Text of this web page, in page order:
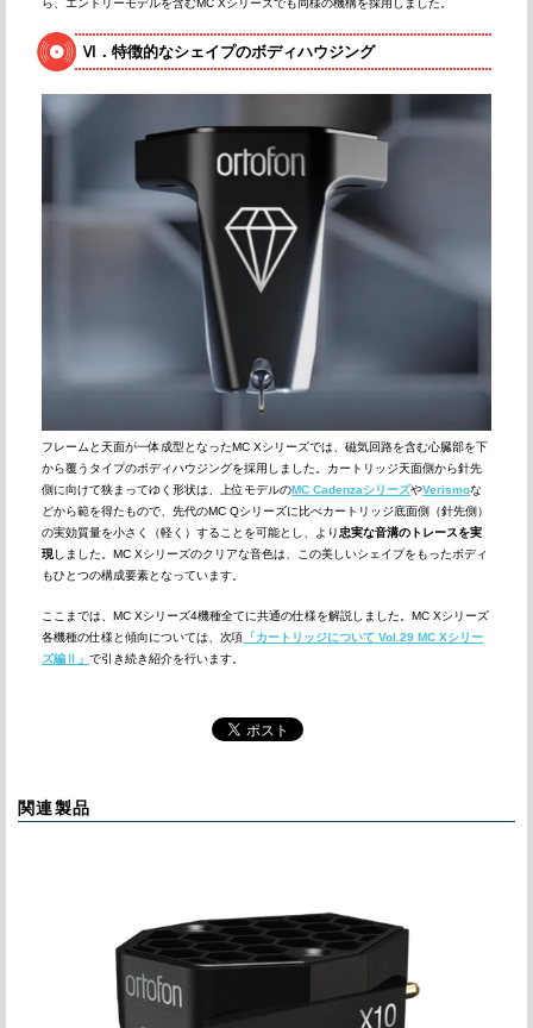
ら、エントリーモデルを含むMC Xシリーズでも同様の機構を採用しました。
Ⅵ．特徴的なシェイプのボディハウジング
フレームと天面が一体成型となったMC Xシリーズでは、磁気回路を含む心臓部を下
から覆うタイプのボディハウジングを採用しました。カートリッジ天面側から針先
側に向けて狭まってゆく形状は、上位モデルのMC CadenzaシリーズやVerismoな
どから範を得たもので、先代のMC Qシリーズに比べカートリッジ底面側（針先側）
の実効質量を小さく（軽く）することを可能とし、より忠実な音溝のトレースを実
現しました。MC Xシリーズのクリアな音色は、この美しいシェイプをもったボディ
もひとつの構成要素となっています。
ここまでは、MC Xシリーズ4機種全てに共通の仕様を解説しました。MC Xシリーズ
各機種の仕様と傾向については、次項
「カートリッジについて Vol.29 MC Xシリー
ズ編Ⅱ」 で引き続き紹介を行います。
関連製品